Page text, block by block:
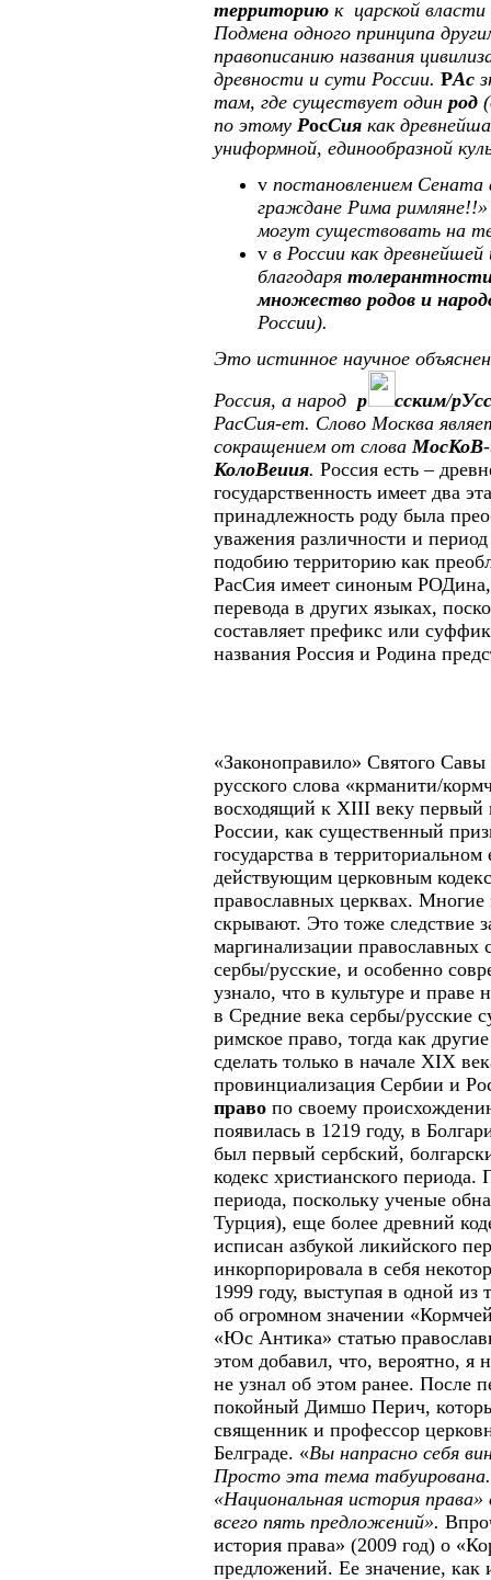
территорию к царской
Подмена одного принципа
правописанию названия
древности и сути России. РАс
там, где существует одинрод
по этомуРосСия как
униформной, единообразной
vпостановлением Сената
граждане Рима
могут существовать на
vв России как
благодаря
множество родов и
России).
Это истинное научное
Россия, а народр сским/рУс
РасСия-ет. Слово Москва
сокращением от словаМосКоВ-
КолоВеиия. Россия есть –
государственность имеет два
принадлежность роду была
уважения различности и
подобию территорию как
РасСия имеет синоным РОДина,
перевода в других языках,
составляет префикс или
названия Россия и Родина
«Законоправило» Святого
русского слова «крманити/
восходящий кXIII веку первый
России, как существенный
государства в
действующим церковным
православных церквах. Многие
скрывают. Это тоже следствие
маргинализации православных
сербы/русские, и особенно
узнало, что в культуре и
в Средние века сербы/русские
римское право, тогда как
сделать только в началеXIX
провинциализация Сербии и
право по своему
появилась в 1219 году, в
был первый сербский,
кодекс христианского
периода, поскольку ученые
Турция), еще более древний
исписан азбукой ликийского
инкорпорировала в себя
1999 году, выступая в одной
об огромном значении
«Юc Антика» статью
этом добавил, что, вероятно, я
не узнал об этом ранее. После
покойный Димшо Перич,
священник и профессор
Белграде. «Вы напрасно себя
Просто эта тема
«Национальная история
всего пять предложений».
история права» (2009 год) о
предложений. Ее значение, как